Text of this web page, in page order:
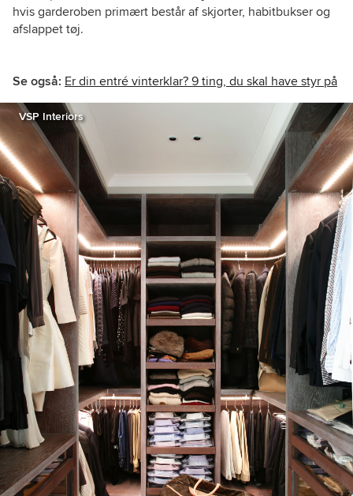
hvis garderoben primært består af skjorter, habitbukser og
afslappet tøj.
Se også: Er din entré vinterklar? 9 ting, du skal have styr på
VSP Interiors